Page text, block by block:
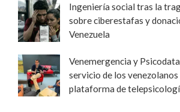
Ingeniería social tras la
sobre ciberestafas y
Venezuela
Venemergencia y
servicio de los
plataforma de